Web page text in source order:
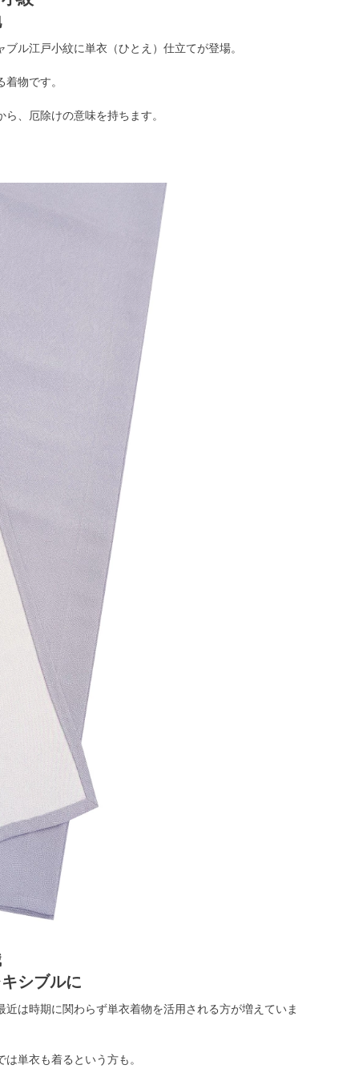
ル江戸小紋に単衣（ひとえ）仕立てが登場。
物です。
、厄除けの意味を持ちます。
シブルに
は時期に関わらず単衣着物を活用される方が増えていま
単衣も着るという方も。